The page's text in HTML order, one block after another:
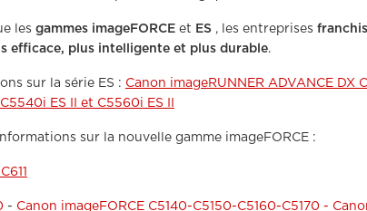
les gammes imageFORCE et ES , les entreprises
efficace, plus intelligente et plus durable.
sur la série ES : Canon imageRUNNER ADVANCE DX
ES II et C5560i ES II
sur la nouvelle gamme imageFORCE :
- Canon imageFORCE C5140-C5150-C5160-C5170 -